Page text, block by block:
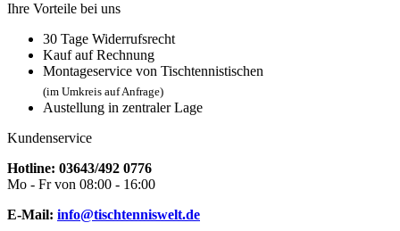
Ihre Vorteile bei uns
30 Tage Widerrufsrecht
Kauf auf Rechnung
Montageservice von Tischtennistischen
(im Umkreis auf Anfrage)
Austellung in zentraler Lage
Kundenservice
Hotline: 03643/492 0776
Mo - Fr von 08:00 - 16:00
E-Mail: info@tischtenniswelt.de